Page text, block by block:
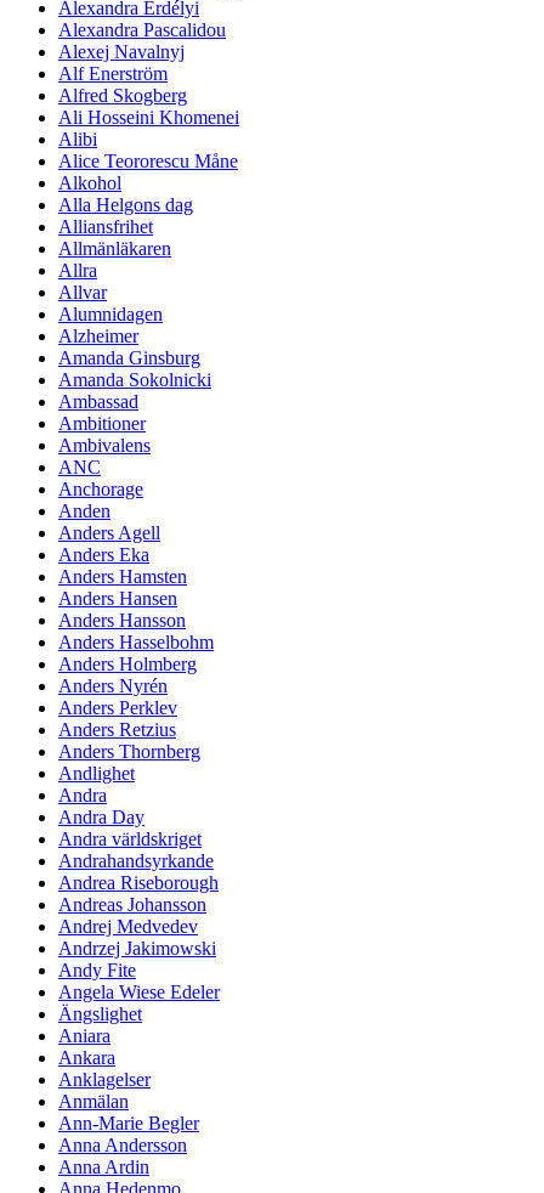
Alexandra Erdélyi
Alexandra Pascalidou
Alexej Navalnyj
Alf Enerström
Alfred Skogberg
Ali Hosseini Khomenei
Alibi
Alice Teororescu Måne
Alkohol
Alla Helgons dag
Alliansfrihet
Allmänläkaren
Allra
Allvar
Alumnidagen
Alzheimer
Amanda Ginsburg
Amanda Sokolnicki
Ambassad
Ambitioner
Ambivalens
ANC
Anchorage
Anden
Anders Agell
Anders Eka
Anders Hamsten
Anders Hansen
Anders Hansson
Anders Hasselbohm
Anders Holmberg
Anders Nyrén
Anders Perklev
Anders Retzius
Anders Thornberg
Andlighet
Andra
Andra Day
Andra världskriget
Andrahandsyrkande
Andrea Riseborough
Andreas Johansson
Andrej Medvedev
Andrzej Jakimowski
Andy Fite
Angela Wiese Edeler
Ängslighet
Aniara
Ankara
Anklagelser
Anmälan
Ann-Marie Begler
Anna Andersson
Anna Ardin
Anna Hedenmo